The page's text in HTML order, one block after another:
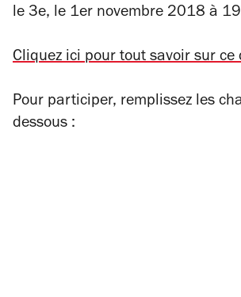
le 3e, le 1er novembre 2018 à
Cliquez ici pour tout savoir sur ce
Pour participer, remplissez les
dessous :